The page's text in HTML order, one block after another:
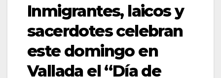
Inmigrantes, laicos y
sacerdotes celebran
este domingo en
Vallada el “Día de